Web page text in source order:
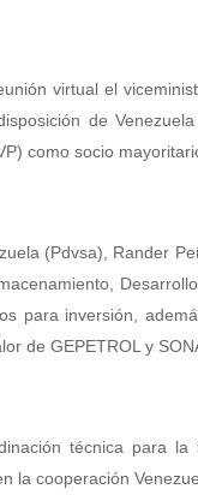
virtual el
de
como socio
(Pdvsa), Rander
para inversión,
de GEPETROL y
técnica para
la cooperación